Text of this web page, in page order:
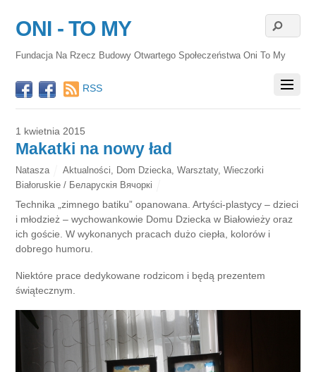
ONI - TO MY
Fundacja Na Rzecz Budowy Otwartego Społeczeństwa Oni To My
RSS
1 kwietnia 2015
Makatki na nowy ład
Natasza Aktualności Dom Dziecka Warsztaty, Wieczorki
Białoruskie / Беларускія Вячоркі
Technika „zimnego batiku” opanowana. Artyści-plastycy – dzieci
i młodzież – wychowankowie Domu Dziecka w Białowieży oraz
ich goście. W wykonanych pracach dużo ciepła, kolorów i
dobrego humoru.
Niektóre prace dedykowane rodzicom i będą prezentem
świątecznym.